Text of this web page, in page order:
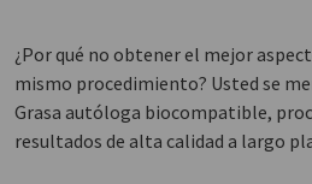
¿Por qué no obtener el mejor
mismo procedimiento? Usted se
Grasa autóloga biocompatible,
resultados de alta calidad a largo